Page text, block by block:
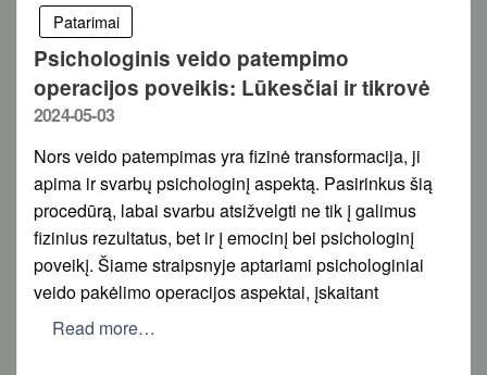
Patarimai
Psichologinis veido patempimo
operacijos poveikis: Lūkesčiai ir tikrovė
Posted
2024-05-03
Nors veido patempimas yra fizinė transformacija, ji
apima ir svarbų psichologinį aspektą. Pasirinkus šią
procedūrą, labai svarbu atsižvelgti ne tik į galimus
fizinius rezultatus, bet ir į emocinį bei psichologinį
poveikį. Šiame straipsnyje aptariami psichologiniai
veido pakėlimo operacijos aspektai, įskaitant
Read more…